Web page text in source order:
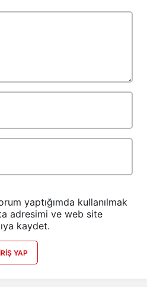
yaptığımda kullanılmak
adresimi ve web site
kaydet.
YAP